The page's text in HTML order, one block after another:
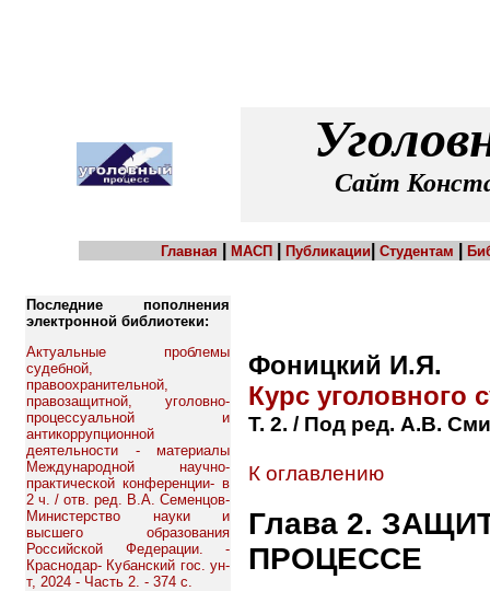
Сайт
Главная МАСП Публикации Студентам
Последние пополнения
электронной библиотеки:
Актуальные проблемы
судебной,
правоохранительной,
правозащитной, уголовно-
процессуальной и
антикоррупционной
деятельности - материалы
Международной научно-
практической конференции- в
2 ч. / отв. ред. В.А. Семенцов-
Министерство науки и
высшего образования
Российской Федерации. -
Краснодар- Кубанский гос. ун-
т, 2024 - Часть 2. - 374 с.
Фоницкий И.Я.
Курс уголовного
Т. 2. / Под ред. А.В.
К оглавлению
Глава 2.
ПРОЦЕССЕ